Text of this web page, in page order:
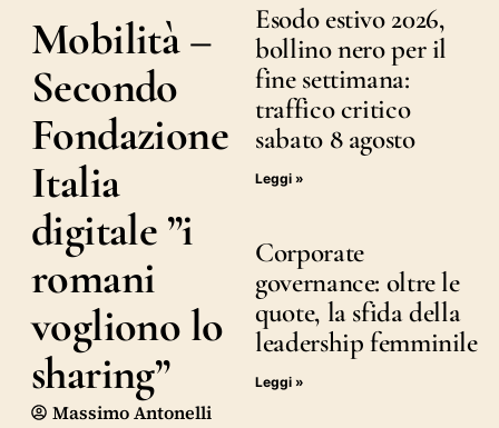
Mobilità –
Secondo
Fondazione
Italia
digitale ”i
romani
vogliono lo
sharing”
Massimo Antonelli
Esodo estivo 2026,
bollino nero per il
fine settimana:
traffico critico
sabato 8 agosto
Leggi »
Corporate
governance: oltre le
quote, la sfida della
leadership femminile
Leggi »